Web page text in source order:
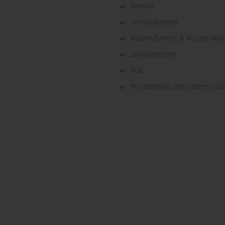
Kontakt
Versandkosten
Widerrufsrecht & Muster-
Zahlungsarten
AGB
Privatsphäre und